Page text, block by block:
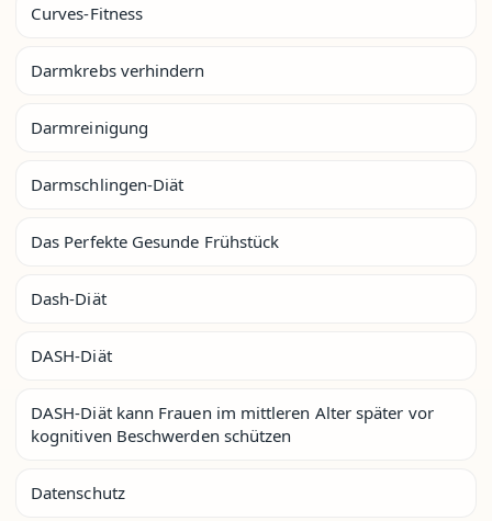
Curves-Fitness
Darmkrebs verhindern
Darmreinigung
Darmschlingen-Diät
Das Perfekte Gesunde Frühstück
Dash-Diät
DASH-Diät
DASH-Diät kann Frauen im mittleren Alter später vor
kognitiven Beschwerden schützen
Datenschutz